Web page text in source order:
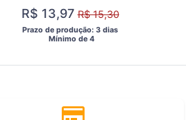
R$ 13,97R$ 15,30
Prazo de produção: 3 dias
  Mínimo de 4